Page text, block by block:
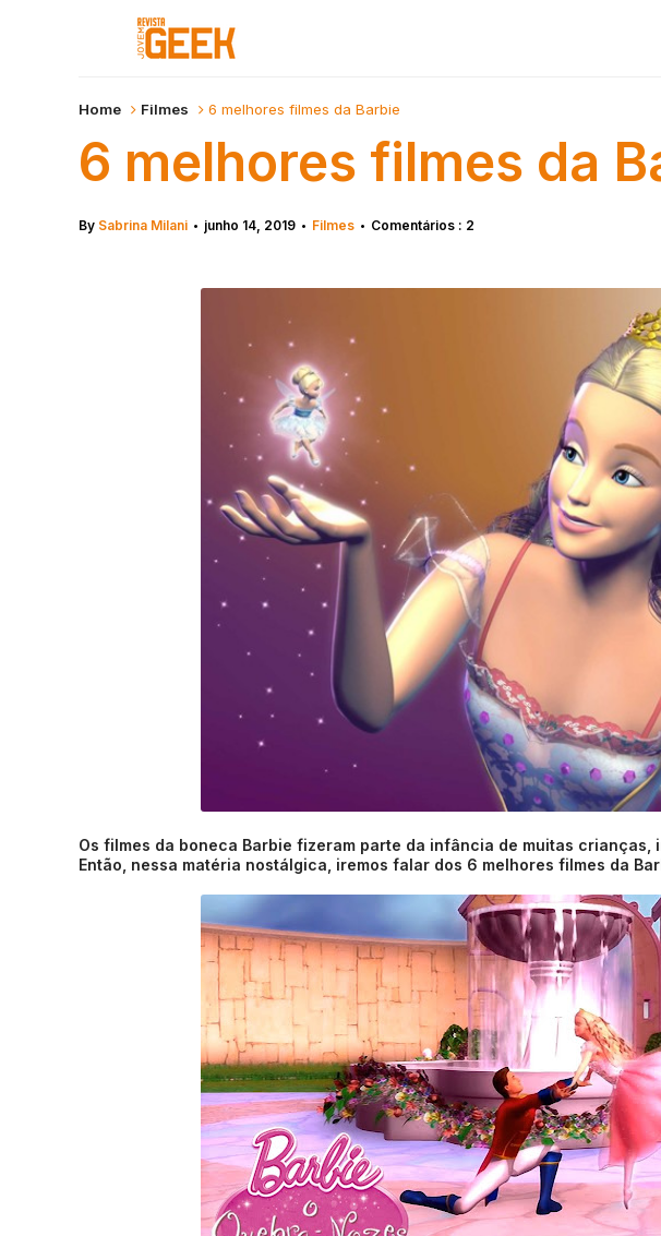
Home Filmes 6 melhores filmes da Barbie
6 melhores filmes da
By Sabrina Milani • junho 14, 2019 • Filmes • Comentários : 2
Os filmes da boneca Barbie fizeram parte da infância de muitas crianças,
Então, nessa matéria nostálgica, iremos falar dos 6 melhores filmes da